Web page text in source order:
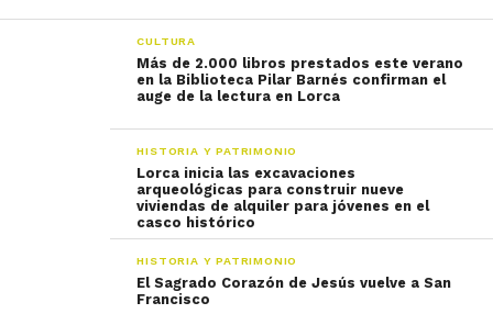
CULTURA
Más de 2.000 libros prestados este verano
en la Biblioteca Pilar Barnés confirman el
auge de la lectura en Lorca
HISTORIA Y PATRIMONIO
Lorca inicia las excavaciones
arqueológicas para construir nueve
viviendas de alquiler para jóvenes en el
casco histórico
HISTORIA Y PATRIMONIO
El Sagrado Corazón de Jesús vuelve a San
Francisco